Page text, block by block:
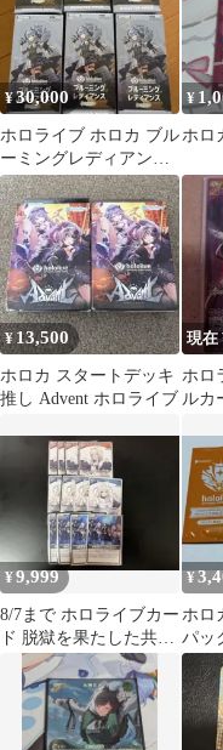
¥30,000
ホロライブ ホロカ ブル
ーミングレディアンス
シュリンク付き 新品未
開封
¥
ホロ
¥ 13,500
ホロカ スタートデッキ
推し Advent ホロライブ
現在
ホロ
ルカ
¥9,999
8/7まで ホロライブカー
ド 脱獄を果たした共犯
者たち フワワ モココ
¥
ホロ
パッ
セッ